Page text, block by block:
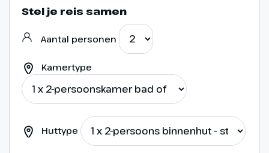
Beamish Openlucht
Museum
We verlaten Penrith en rijden
naar het mooiste
openluchtmuseum van
Engeland: “Beamish” (€). Hier laat
deze streek leefden en werkten
aan het eind van de 19e eeuw en
Stel je reis samen
Aantal personen
Kamertype
Huttype